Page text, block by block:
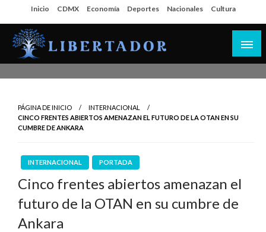
al
contenido
Inicio CDMX Economía Deportes Nacionales Cultura
PÁGINA DE INICIO
INTERNACIONAL
CINCO FRENTES ABIERTOS AMENAZAN EL FUTURO DE LA OTAN EN SU
CUMBRE DE ANKARA
INTERNACIONAL PORTADA
Cinco frentes abiertos amenazan el
futuro de la OTAN en su cumbre de
Ankara